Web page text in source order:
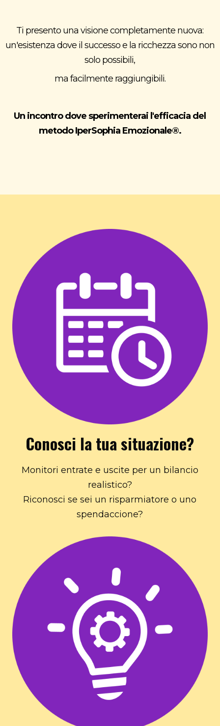
Ti presento una visione completamente nuova:
un'esistenza dove il successo e la ricchezza sono non
solo possibili,
ma facilmente raggiungibili.
Un incontro dove sperimenterai l'efficacia del
metodo IperSophia Emozionale®.
Conosci la tua situazione?
Monitori entrate e uscite per un bilancio
realistico?
Riconosci se sei un risparmiatore o uno
spendaccione?